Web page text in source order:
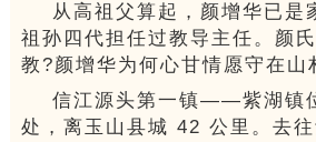
从高祖父算起，颜增华已是
祖孙四代担任过教导主任。颜
教?颜增华为何心甘情愿守在山
信江源头第一镇——紫湖镇
处，离玉山县城 42 公里。去